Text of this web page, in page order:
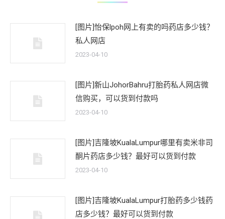
[图片]怡保lpoh网上有卖的吗药店多少钱？
私人网店
2023-04-10
[图片]新山JohorBahru打胎药私人网店微
信购买，可以货到付款吗
2023-04-10
[图片]吉隆坡KualaLumpur哪里有卖米非司
酮片药店多少钱？最好可以货到付款
2023-04-10
[图片]吉隆坡KualaLumpur打胎药多少钱药
店多少钱？最好可以货到付款